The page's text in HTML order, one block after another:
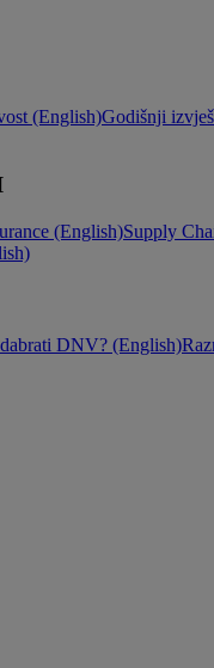
(English)Godišnji
(English)Supply
DNV? (English)